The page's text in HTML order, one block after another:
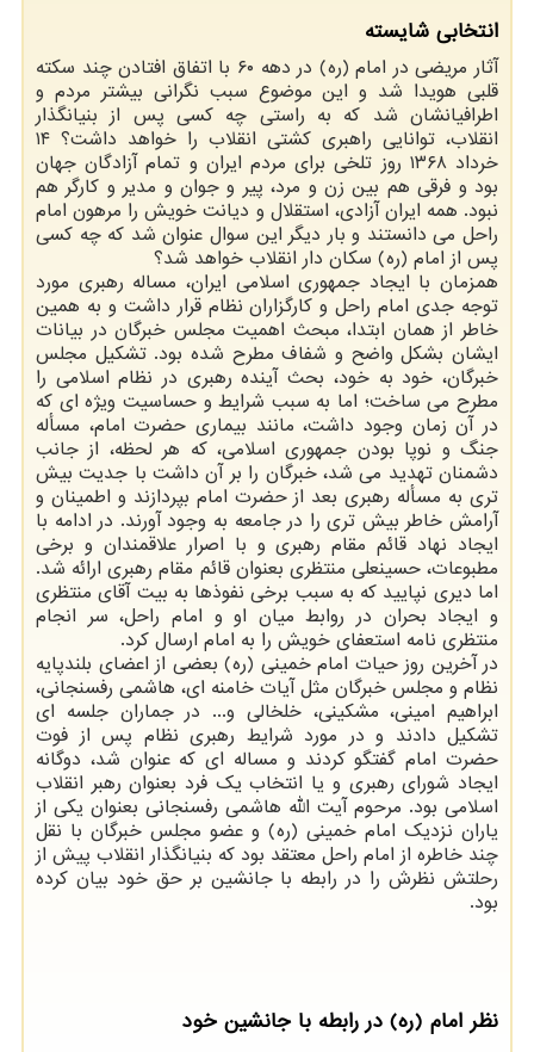
انتخابی شایسته
آثار مریضی در امام (ره) در دهه ۶۰ با اتفاق افتادن چند سکته
قلبی هویدا شد و این موضوع سبب نگرانی بیشتر مردم و
اطرافیانشان شد که به راستی چه کسی پس از بنیانگذار
انقلاب، توانایی راهبری کشتی انقلاب را خواهد داشت؟ ۱۴
خرداد ۱۳۶۸ روز تلخی برای مردم ایران و تمام آزادگان جهان
بود و فرقی هم بین زن و مرد، پیر و جوان و مدیر و کارگر هم
نبود. همه ایران آزادی، استقلال و دیانت خویش را مرهون امام
راحل می دانستند و بار دیگر این سوال عنوان شد که چه کسی
پس از امام (ره) سکان دار انقلاب خواهد شد؟
همزمان با ایجاد جمهوری اسلامی ایران، مساله رهبری مورد
توجه جدی امام راحل و کارگزاران نظام قرار داشت و به همین
خاطر از همان ابتدا، مبحث اهمیت مجلس خبرگان در بیانات
ایشان بشکل واضح و شفاف مطرح شده بود. تشکیل مجلس
خبرگان، خود به خود، بحث آینده رهبری در نظام اسلامی را
مطرح می ساخت؛ اما به سبب شرایط و حساسیت ویژه ای که
در آن زمان وجود داشت، مانند بیماری حضرت امام، مسأله
جنگ و نوپا بودن جمهوری اسلامی، که هر لحظه، از جانب
دشمنان تهدید می شد، خبرگان را بر آن داشت با جدیت بیش
تری به مسأله رهبری بعد از حضرت امام بپردازند و اطمینان و
آرامش خاطر بیش تری را در جامعه به وجود آورند. در ادامه با
ایجاد نهاد قائم مقام رهبری و با اصرار علاقمندان و برخی
مطبوعات، حسینعلی منتظری بعنوان قائم مقام رهبری ارائه شد.
اما دیری نپایید که به سبب برخی نفوذها به بیت آقای منتظری
و ایجاد بحران در روابط میان او و امام راحل، سر انجام
منتظری نامه استعفای خویش را به امام ارسال کرد.
در آخرین روز حیات امام خمینی (ره) بعضی از اعضای بلندپایه
نظام و مجلس خبرگان مثل آیات خامنه ای، هاشمی رفسنجانی،
ابراهیم امینی، مشکینی، خلخالی و... در جماران جلسه ای
تشکیل دادند و در مورد شرایط رهبری نظام پس از فوت
حضرت امام گفتگو کردند و مساله ای که عنوان شد، دوگانه
ایجاد شورای رهبری و یا انتخاب یک فرد بعنوان رهبر انقلاب
اسلامی بود. مرحوم آیت الله هاشمی رفسنجانی بعنوان یکی از
یاران نزدیک امام خمینی (ره) و عضو مجلس خبرگان با نقل
چند خاطره از امام راحل معتقد بود که بنیانگذار انقلاب پیش از
رحلتش نظرش را در رابطه با جانشین بر حق خود بیان کرده
بود.
نظر امام (ره) در رابطه با جانشین خود